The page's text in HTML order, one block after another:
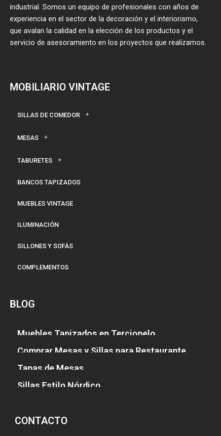
industrial. Somos un equipo de profesionales con años de
experiencia en el sector de la decoración y el interiorismo,
que avalan la calidad en la elección de los productos y el
servicio de asesoramiento en los proyectos que realizamos.
MOBILIARIO VINTAGE
SILLAS DE COMEDOR
MESAS
TABURETES
BANCOS TAPIZADOS
MUEBLES VINTAGE
ILUMINACIÓN
SILLONES Y SOFÁS
COMPLEMENTOS
BLOG
Muebles Tapizados en Terciopelo
Comprar Mesas y Sillas para Restaurante
Tapas de Mesas
Sillas Estilo Nórdico
CONTACTO